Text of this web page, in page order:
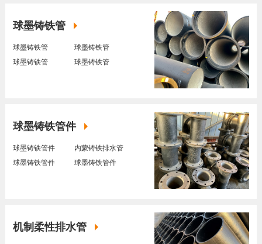
球墨铸铁管
球墨铸铁管
球墨铸铁管
球墨铸铁管
球墨铸铁管
球墨铸铁管件
球墨铸铁管件
内蒙铸铁排水管
球墨铸铁管件
球墨铸铁管件
机制柔性排水管